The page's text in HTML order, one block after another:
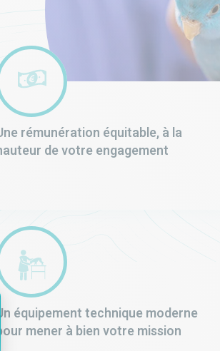
rémunération équitable, à la
de votre engagement
Un équipement technique moderne
pour mener à bien votre mission